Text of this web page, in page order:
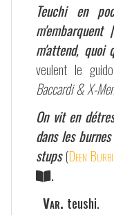
Teuchi en
m'attend, quoi
veulent le
Baccardi & X-
On vit en
dans les
stups (Deen
.
Var. teushi.